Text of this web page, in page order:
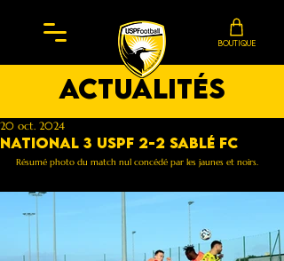
BOUTIQUE
actualités
National 3 Uspf 2-2 Sablé FC
20 oct. 2024
Résumé photo du match nul concédé par les jaunes et noirs.